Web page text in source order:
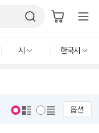
시 한국시
옵션